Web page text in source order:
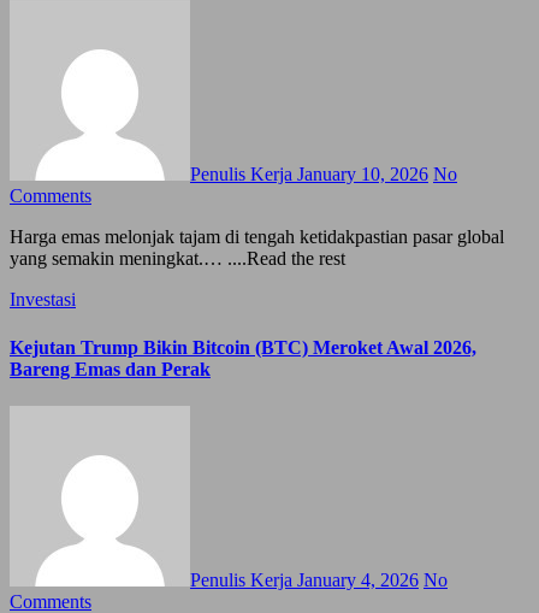
Penulis Kerja January 10, 2026 No
Comments
Harga emas melonjak tajam di tengah ketidakpastian pasar global
yang semakin meningkat.… ....Read the rest
Investasi
Kejutan Trump Bikin Bitcoin (BTC) Meroket Awal 2026,
Bareng Emas dan Perak
Penulis Kerja January 4, 2026 No
Comments